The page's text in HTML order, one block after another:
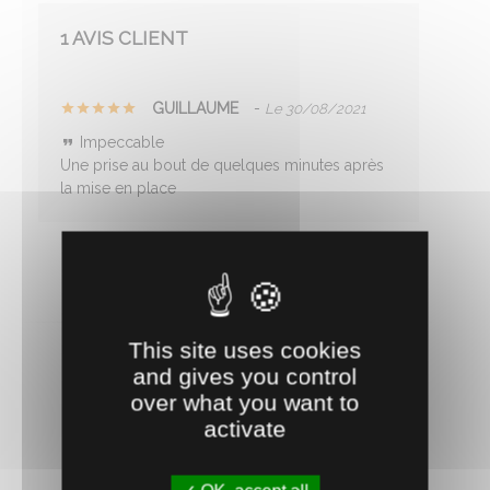
1 AVIS CLIENT
GUILLAUME - Le 30/08/2021
Impeccable
Une prise au bout de quelques minutes après
la mise en place
RECOMMANDEZ CE PRODUIT À UN AMI
This site uses cookies
and gives you control
over what you want to
activate